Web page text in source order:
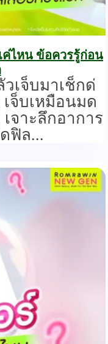
ไหน ข้อควรรู้ก่อน
เจ็บมาเช็กด่
จ็บเหมือนมด
จาะลึกอาการ
ฟิล...